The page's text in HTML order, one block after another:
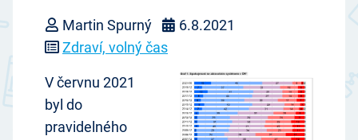
Martin Spurný
6.8.2021
Zdraví, volný čas
V červnu 2021
byl do
pravidelného